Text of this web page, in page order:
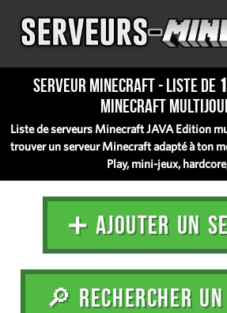
Serveur Minecraft - Liste de
Minecraft
Liste de serveurs Minecraft JAVA Edition
trouver un serveur Minecraft adapté à ton
Play, mini-jeux,
➕ AJOUTER UN
🔎 RECHERCHER